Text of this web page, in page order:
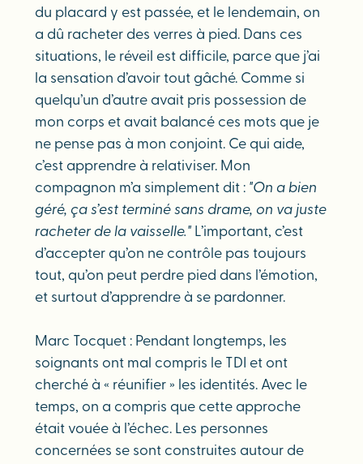
du placard y est passée, et le lendemain, on
a dû racheter des verres à pied. Dans ces
situations, le réveil est difficile, parce que j’ai
la sensation d’avoir tout gâché. Comme si
quelqu’un d’autre avait pris possession de
mon corps et avait balancé ces mots que je
ne pense pas à mon conjoint. Ce qui aide,
c’est apprendre à relativiser. Mon
compagnon m’a simplement dit : "On a bien
géré, ça s’est terminé sans drame, on va juste
racheter de la vaisselle." L’important, c’est
d’accepter qu’on ne contrôle pas toujours
tout, qu’on peut perdre pied dans l’émotion,
et surtout d’apprendre à se pardonner.
Marc Tocquet : Pendant longtemps, les
soignants ont mal compris le TDI et ont
cherché à « réunifier » les identités. Avec le
temps, on a compris que cette approche
était vouée à l’échec. Les personnes
concernées se sont construites autour de